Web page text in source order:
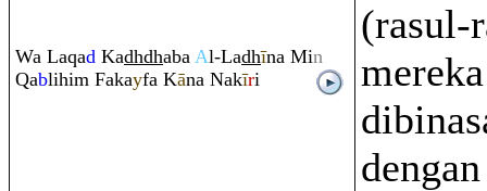
Wa Laqad Kadhdhaba Al-Ladhīna Min
Qablihim Fakayfa Kāna Nakīri
(rasul-
mereka